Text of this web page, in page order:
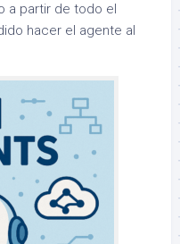
a partir de todo el
hacer el agente al